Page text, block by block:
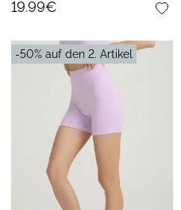
19.99€
-50% auf den 2. Artikel